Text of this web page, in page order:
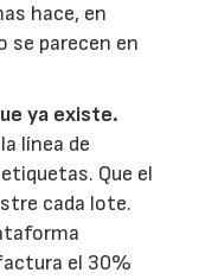
hace, en
se parecen en
ya existe.
línea de
Que el
cada lote.
el 30%